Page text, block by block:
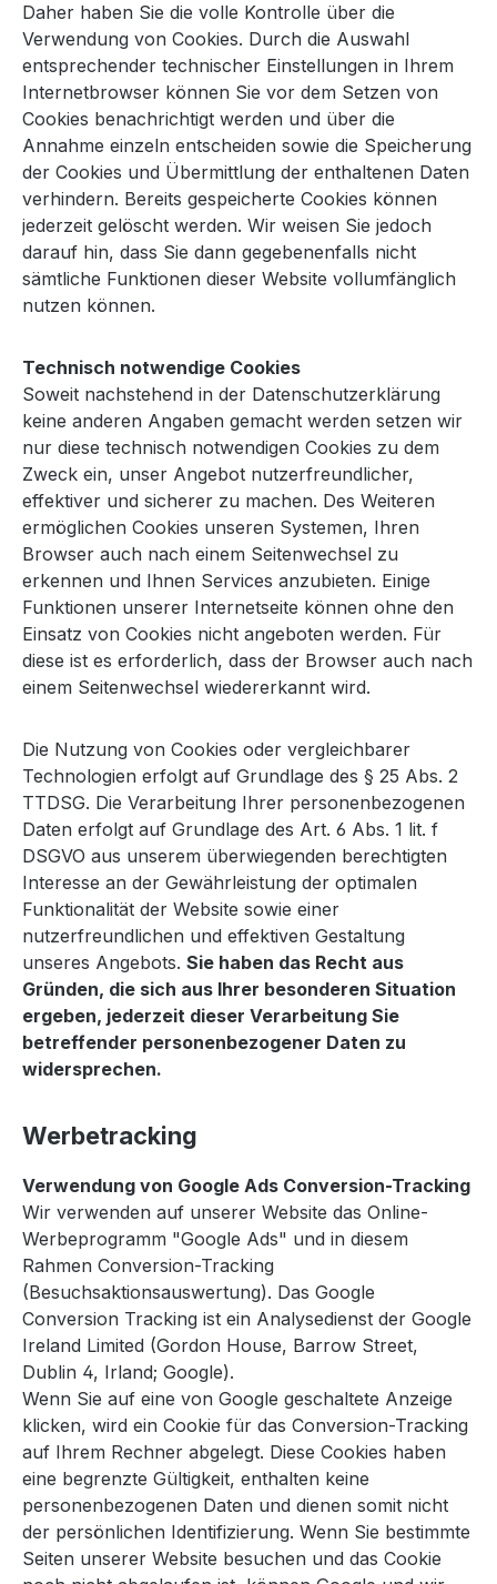
Daher haben Sie die volle Kontrolle über die
Verwendung von Cookies. Durch die Auswahl
entsprechender technischer Einstellungen in Ihrem
Internetbrowser können Sie vor dem Setzen von
Cookies benachrichtigt werden und über die
Annahme einzeln entscheiden sowie die Speicherung
der Cookies und Übermittlung der enthaltenen Daten
verhindern. Bereits gespeicherte Cookies können
jederzeit gelöscht werden. Wir weisen Sie jedoch
darauf hin, dass Sie dann gegebenenfalls nicht
sämtliche Funktionen dieser Website vollumfänglich
nutzen können.
Technisch notwendige Cookies
Soweit nachstehend in der Datenschutzerklärung
keine anderen Angaben gemacht werden setzen wir
nur diese technisch notwendigen Cookies zu dem
Zweck ein, unser Angebot nutzerfreundlicher,
effektiver und sicherer zu machen. Des Weiteren
ermöglichen Cookies unseren Systemen, Ihren
Browser auch nach einem Seitenwechsel zu
erkennen und Ihnen Services anzubieten. Einige
Funktionen unserer Internetseite können ohne den
Einsatz von Cookies nicht angeboten werden. Für
diese ist es erforderlich, dass der Browser auch nach
einem Seitenwechsel wiedererkannt wird.
Die Nutzung von Cookies oder vergleichbarer
Technologien erfolgt auf Grundlage des § 25 Abs. 2
TTDSG. Die Verarbeitung Ihrer personenbezogenen
Daten erfolgt auf Grundlage des Art. 6 Abs. 1 lit. f
DSGVO aus unserem überwiegenden berechtigten
Interesse an der Gewährleistung der optimalen
Funktionalität der Website sowie einer
nutzerfreundlichen und effektiven Gestaltung
unseres Angebots. Sie haben das Recht aus
Gründen, die sich aus Ihrer besonderen Situation
ergeben, jederzeit dieser Verarbeitung Sie
betreffender personenbezogener Daten zu
widersprechen.
Werbetracking
Verwendung von Google Ads Conversion-Tracking
Wir verwenden auf unserer Website das Online-
Werbeprogramm "Google Ads" und in diesem
Rahmen Conversion-Tracking
(Besuchsaktionsauswertung). Das Google
Conversion Tracking ist ein Analysedienst der Google
Ireland Limited (Gordon House, Barrow Street,
Dublin 4, Irland; Google).
Wenn Sie auf eine von Google geschaltete Anzeige
klicken, wird ein Cookie für das Conversion-Tracking
auf Ihrem Rechner abgelegt. Diese Cookies haben
eine begrenzte Gültigkeit, enthalten keine
personenbezogenen Daten und dienen somit nicht
der persönlichen Identifizierung. Wenn Sie bestimmte
Seiten unserer Website besuchen und das Cookie